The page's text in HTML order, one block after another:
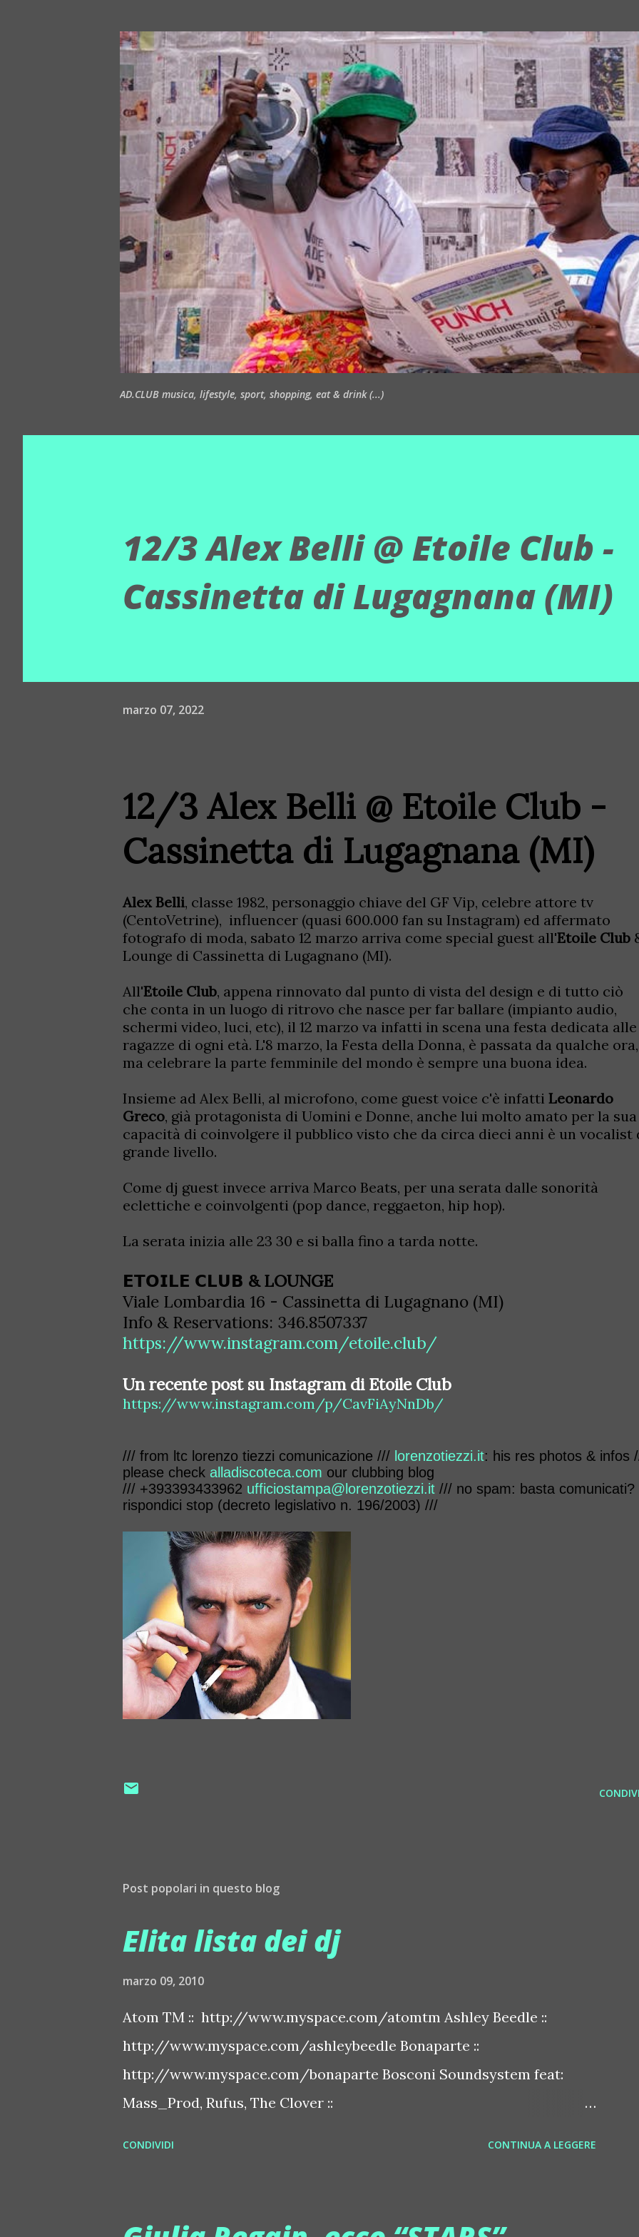
AD.CLUB musica, lifestyle, sport, shopping, eat & drink (...)
12/3 Alex Belli @ Etoile Club -
Cassinetta di Lugagnana (MI)
marzo 07, 2022
12/3 Alex Belli @ Etoile Club -
Cassinetta di Lugagnana (MI)
Alex Belli, classe 1982, personaggio chiave del GF Vip, celebre attore tv
(CentoVetrine), influencer (quasi 600.000 fan su Instagram) ed affermato
fotografo di moda, sabato 12 marzo arriva come special guest all'Etoile Club
Lounge di Cassinetta di Lugagnano (MI).
All'Etoile Club, appena rinnovato dal punto di vista del design e di tutto ciò
che conta in un luogo di ritrovo che nasce per far ballare (impianto audio,
schermi video, luci, etc), il 12 marzo va infatti in scena una festa dedicata alle
ragazze di ogni età. L'8 marzo, la Festa della Donna, è passata da qualche ora,
ma celebrare la parte femminile del mondo è sempre una buona idea.
Insieme ad Alex Belli, al microfono, come guest voice c'è infatti Leonardo
Greco, già protagonista di Uomini e Donne, anche lui molto amato per la sua
capacità di coinvolgere il pubblico visto che da circa dieci anni è un vocalist
grande livello.
Come dj guest invece arriva Marco Beats, per una serata dalle sonorità
eclettiche e coinvolgenti (pop dance, reggaeton, hip hop).
La serata inizia alle 23 30 e si balla fino a tarda notte.
𝗘𝗧𝗢𝗜𝗟𝗘 𝗖𝗟𝗨𝗕 & LOUNGE
Viale Lombardia 16 - Cassinetta di Lugagnano (MI)
Info & Reservations: 346.8507337
https://www.instagram.com/etoile.club/
Un recente post su Instagram di Etoile Club
https://www.instagram.com/p/CavFiAyNnDb/
/// from ltc lorenzo tiezzi comunicazione /// lorenzotiezzi.it: his res photos & infos
please check alladiscoteca.com our clubbing blog
/// +393393433962 ufficiostampa@lorenzotiezzi.it /// no spam: basta comunicati?
rispondici stop (decreto legislativo n. 196/2003) ///
Post popolari in questo blog
Elita lista dei dj
marzo 09, 2010
Atom TM :: http://www.myspace.com/atomtm Ashley Beedle ::
http://www.myspace.com/ashleybeedle Bonaparte ::
http://www.myspace.com/bonaparte Bosconi Soundsystem feat:
Mass_Prod, Rufus, The Clover ::
CONDIVIDI CONTINUA A LEGGERE